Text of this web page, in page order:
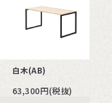
白木(AB)
63,300円(税抜)